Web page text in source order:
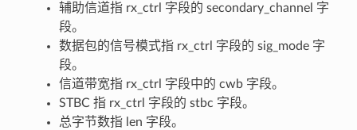
辅助信道指 rx_ctrl 字段的 secondary_channel 字
段。
数据包的信号模式指 rx_ctrl 字段的 sig_mode 字
段。
信道带宽指 rx_ctrl 字段中的 cwb 字段。
STBC 指 rx_ctrl 字段的 stbc 字段。
总字节数指 len 字段。